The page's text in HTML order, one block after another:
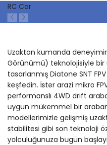
RC Car
Uzaktan kumanda
Görünümü) teknolojisiyle bir
tasarlanmış Diatone SNT
keşfedin. İster arazi mikro
performanslı 4WD drift
uygun mükemmel bir
modellerimizle gelişmiş
stabilitesi gibi son teknoloji
yolculuğunuza bugün